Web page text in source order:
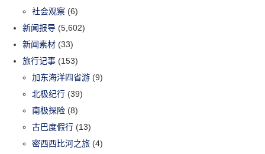
社会观察 (6)
新闻报导 (5,602)
新闻素材 (33)
旅行记事 (153)
加东海洋四省游 (9)
北极纪行 (39)
南极探险 (8)
古巴度假行 (13)
密西西比河之旅 (4)